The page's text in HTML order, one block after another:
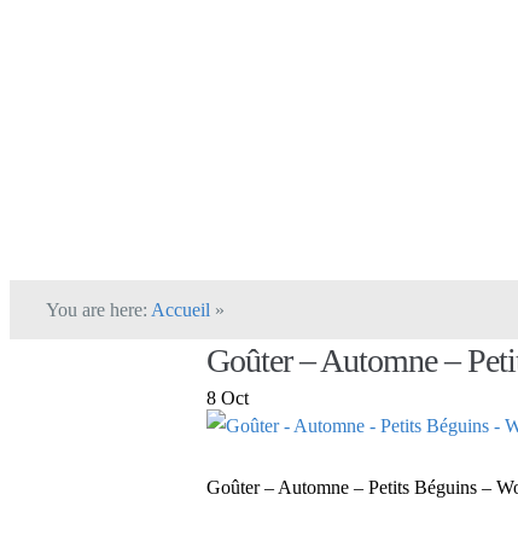
You are here: Accueil »
Goûter – Automne –
8 Oct
Goûter – Automne – Petits Béguins –